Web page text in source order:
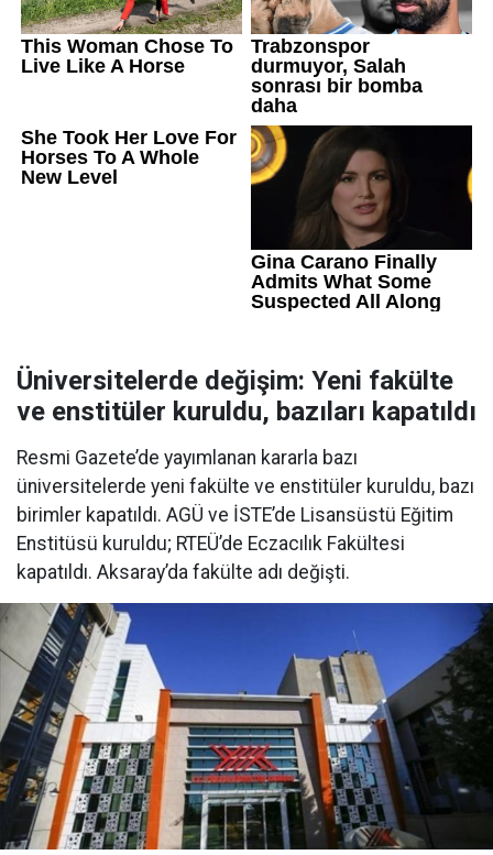
Üniversitelerde değişim: Yeni fakülte
ve enstitüler kuruldu, bazıları kapatıldı
Resmi Gazete’de yayımlanan kararla bazı
üniversitelerde yeni fakülte ve enstitüler kuruldu, bazı
birimler kapatıldı. AGÜ ve İSTE’de Lisansüstü Eğitim
Enstitüsü kuruldu; RTEÜ’de Eczacılık Fakültesi
kapatıldı. Aksaray’da fakülte adı değişti.